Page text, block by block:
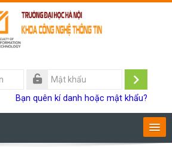
Đăng
Bạn quên kí danh hoặc mật khẩu?